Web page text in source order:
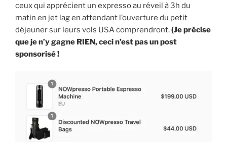
ceux qui apprécient un expresso au réveil à 3h du
matin en jet lag en attendant l’ouverture du petit
déjeuner sur leurs vols USA comprendront.(Je précise
que je n’y gagne RIEN, ceci n’est pas un post
sponsorisé !